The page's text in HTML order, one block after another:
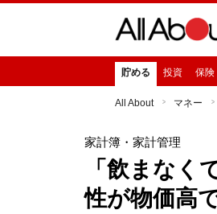
貯める 投資 保険
All About マネー
家計簿・家計管理
「飲まなく
性が物価高